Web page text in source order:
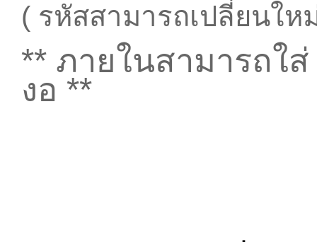
( รหัสสามารถเปลี่ยนให
** ภายในสามารถใ
งอ **